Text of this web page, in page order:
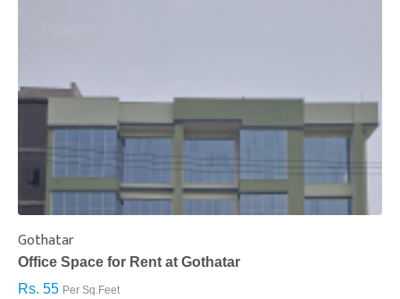
Gothatar
Office Space for Rent at Gothatar
Rs. 55 Per Sq.Feet